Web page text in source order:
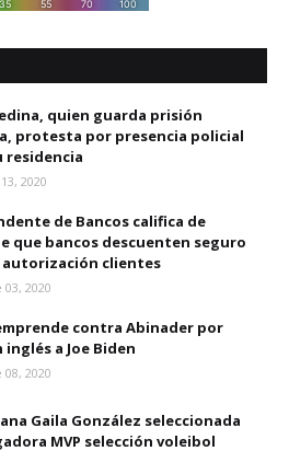
quien guarda prisión
protesta por presencia policial
residencia
2020
de Bancos califica de
que bancos descuenten seguro
autorización clientes
2020
contra Abinader por
a Joe Biden
2020
Gaila González seleccionada
MVP selección voleibol